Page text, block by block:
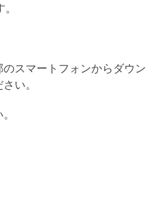
スマートフォンからダウン
い。